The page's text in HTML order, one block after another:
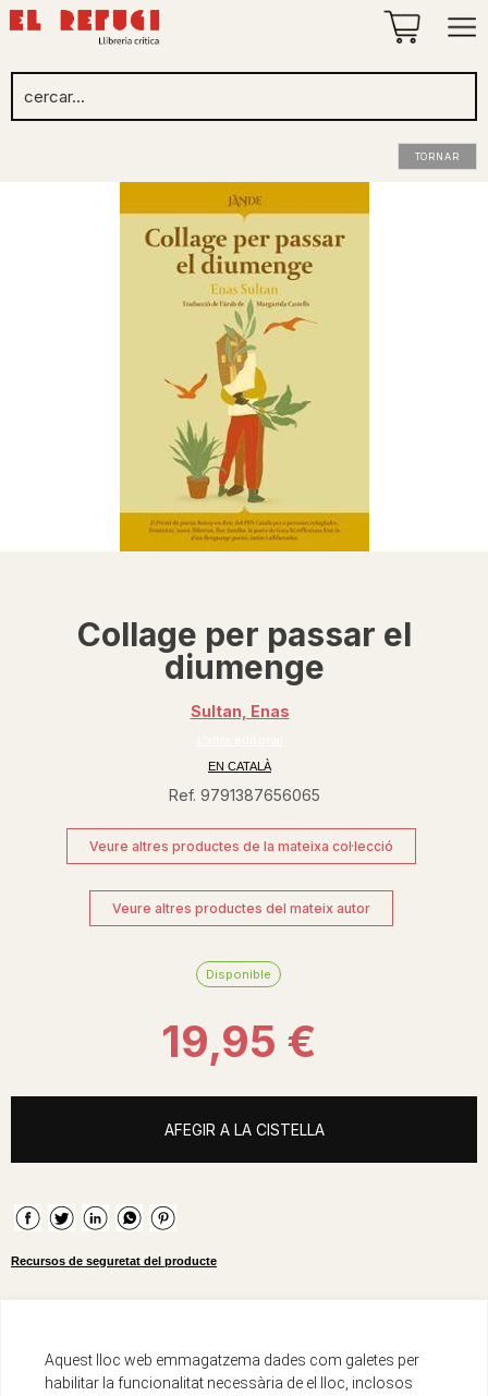
TORNAR
Collage per passar el
diumenge
Sultan, Enas
EN CATALÀ
Ref. 9791387656065
Veure altres productes de la mateixa col·lecció
Veure altres productes del mateix autor
Disponible
19,95 €
AFEGIR A LA CISTELLA
Recursos de seguretat del producte
Descripció
Aquest lloc web emmagatzema dades com galetes per
habilitar la funcionalitat necessària de el lloc, inclosos